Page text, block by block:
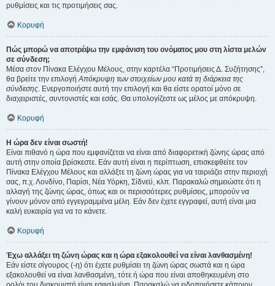
ρυθμίσεις και τις προτιμήσεις σας.
Κορυφή
Πώς μπορώ να αποτρέψω την εμφάνιση του ονόματος μου στη λίστα μελών
σε σύνδεση;
Μέσα στον Πίνακα Ελέγχου Μέλους, στην καρτέλα “Προτιμήσεις Δ. Συζήτησης”,
θα βρείτε την επιλογήΑπόκρυψη των στοιχείων μου κατά τη διάρκεια της
σύνδεσης. Ενεργοποιήστε αυτή την επιλογή και θα είστε ορατοί μόνο σε
διαχειριστές, συντονιστές και εσάς. Θα υπολογίζεστε ως μέλος με απόκρυψη.
Κορυφή
Η ώρα δεν είναι σωστή!
Είναι πιθανό η ώρα που εμφανίζεται να είναι από διαφορετική ζώνης ώρας από
αυτή στην οποία βρίσκεστε. Εάν αυτή είναι η περίπτωση, επισκεφθείτε τον
Πίνακα Ελέγχου Μέλους και αλλάξτε τη ζώνη ώρας για να ταιριάζει στην περιοχή
σας, π.χ. Λονδίνο, Παρίσι, Νέα Υόρκη, Σίδνεϋ, κλπ. Παρακαλώ σημειώστε ότι η
αλλαγή της ζώνης ώρας, όπως και οι περισσότερες ρυθμίσεις, μπορούν να
γίνουν μόνον από εγγεγραμμένα μέλη. Εάν δεν έχετε εγγραφεί, αυτή είναι μια
καλή ευκαιρία για να το κάνετε.
Κορυφή
Έχω αλλάξει τη ζώνη ώρας και η ώρα εξακολουθεί να είναι λανθασμένη!
Εάν είστε σίγουρος (-η) ότι έχετε ρυθμίσει τη ζώνη ώρας σωστά και η ώρα
εξακολουθεί να είναι λανθασμένη, τότε ή ώρα που είναι αποθηκευμένη στο